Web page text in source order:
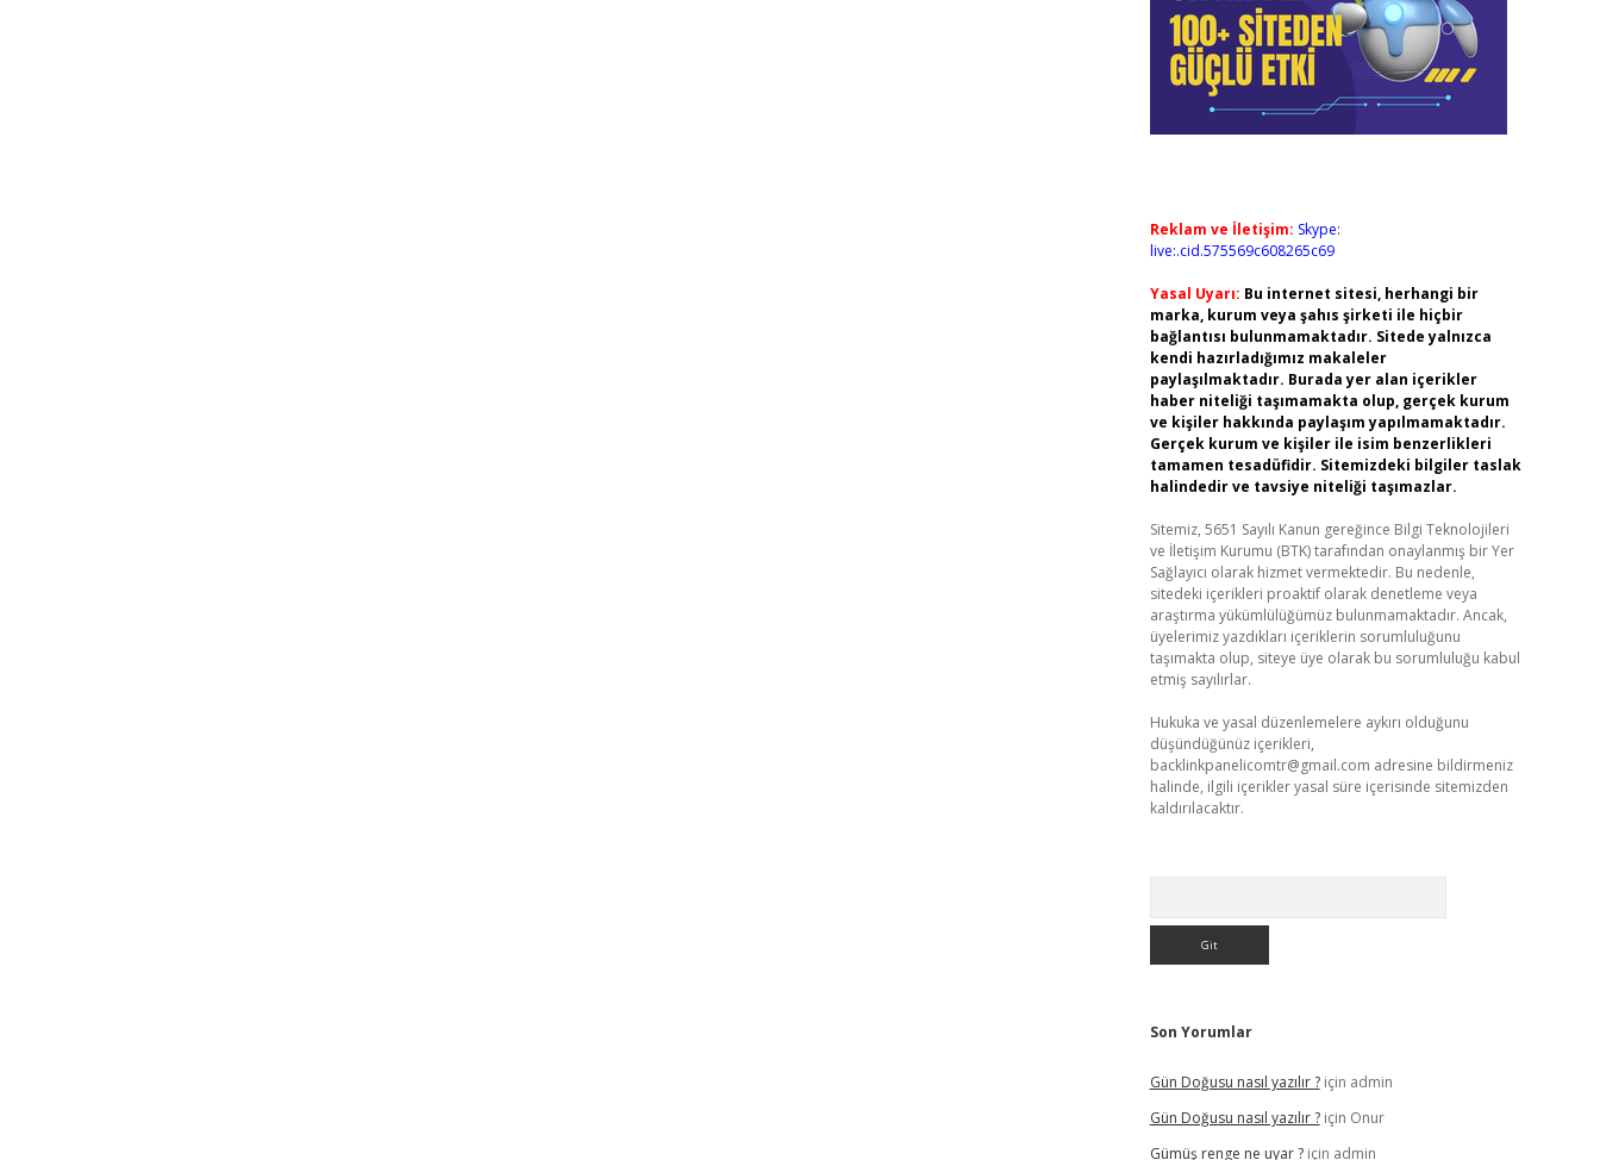
Reklam ve İletişim: Skype:
live:.cid.575569c608265c69
Yasal Uyarı: Bu internet sitesi, herhangi bir
marka, kurum veya şahıs şirketi ile hiçbir
bağlantısı bulunmamaktadır. Sitede yalnızca
kendi hazırladığımız makaleler
paylaşılmaktadır. Burada yer alan içerikler
haber niteliği taşımamakta olup, gerçek kurum
ve kişiler hakkında paylaşım yapılmamaktadır.
Gerçek kurum ve kişiler ile isim benzerlikleri
tamamen tesadüfidir. Sitemizdeki bilgiler taslak
halindedir ve tavsiye niteliği taşımazlar.
Sitemiz, 5651 Sayılı Kanun gereğince Bilgi Teknolojileri
ve İletişim Kurumu (BTK) tarafından onaylanmış bir Yer
Sağlayıcı olarak hizmet vermektedir. Bu nedenle,
sitedeki içerikleri proaktif olarak denetleme veya
araştırma yükümlülüğümüz bulunmamaktadır. Ancak,
üyelerimiz yazdıkları içeriklerin sorumluluğunu
taşımakta olup, siteye üye olarak bu sorumluluğu kabul
etmiş sayılırlar.
Hukuka ve yasal düzenlemelere aykırı olduğunu
düşündüğünüz içerikleri,
backlinkpanelicomtr@gmail.com adresine bildirmeniz
halinde, ilgili içerikler yasal süre içerisinde sitemizden
kaldırılacaktır.
Son Yorumlar
Gün Doğusu nasıl yazılır ?için admin
Gün Doğusu nasıl yazılır ?için Onur
Gümüş renge ne uyar ?için admin